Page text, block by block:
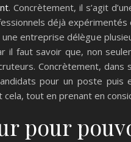
. Concrètement, il s’agit
déjà
entreprise délègue
il faut savoir que, non
Concrètement,
pour un poste puis
tout en prenant en
pour